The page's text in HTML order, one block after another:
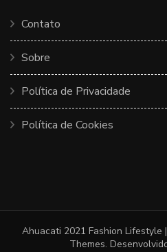
Contato
Sobre
Política de Privacidade
Política de Cookies
Ahuacati 2021 Fashion Lifestyle
Themes.